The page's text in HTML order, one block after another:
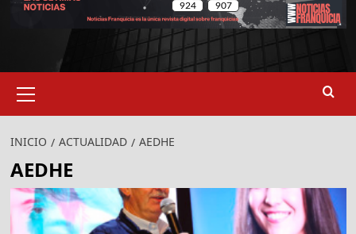
primario
INICIO ACTUALIDAD AEDHE
AEDHE